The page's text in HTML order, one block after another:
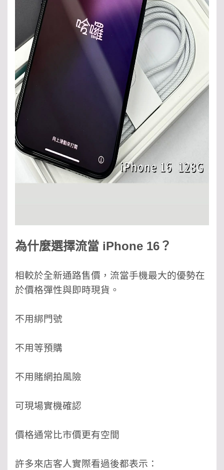
為什麼選擇流當 iPhone 16？
相較於全新通路售價， 流當手機最大的優勢在
於價格彈性與即時現貨。
不用綁門號
不用等預購
不用賭網拍風險
可現場實機確認
價格通常比市價更有空間
許多來店客人實際看過後都表示：